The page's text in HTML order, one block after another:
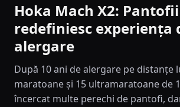
Hoka Mach X2:
redefiniesc experiența
alergare
După 10 ani de alergare pe distanțe
maratoane și 15 ultramaratoane de
încercat multe perechi de pantofi,